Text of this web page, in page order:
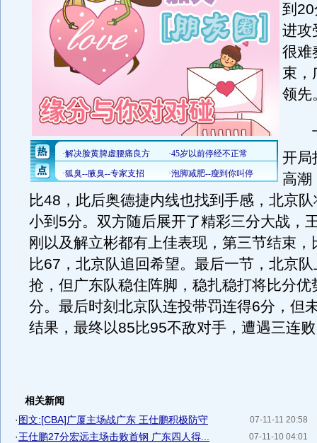
到
进攻
很难
束，
领先
下
开局
高潮
比48，此后奥德捷内线也找到手感，北京
小到5分。双方随后展开了精彩三分大战，
刚以及解立彬都有上佳表现，第三节结束
比67，北京队追回希望。最后一节，北京
抢，但广东队稳住阵脚，稳扎稳打将比分优
分。最后时刻北京队连投带罚连得6分，但
结果，最终以85比95不敌对手，遭遇三连
相关新闻
07-11-11 20:58
·图文:[CBA]广厦主场战广东 王仕鹏积极防守
07-11-10 04:01
·王仕鹏27分宏远主场击败首钢 广东四人得...